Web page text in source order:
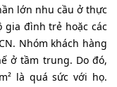
lớn nhu cầu ở thực
đình trẻ hoặc các
Nhóm khách hàng
ở tầm trung. Do đó,
là quá sức với họ.